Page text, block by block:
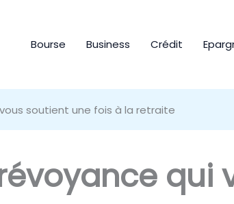
Bourse Business Crédit
soutient une fois à la retraite
qui